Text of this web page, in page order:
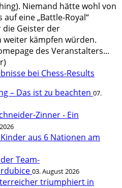
Niemand hätte wohl von
eine „Battle-Royal“
Geister der
weiter kämpfen würden.
des Veranstalters...
bei Chess-Results
– Das ist zu beachten 07.
Zinner - Ein
aus 6 Nationen am
Team-
03. August 2026
triumphiert in